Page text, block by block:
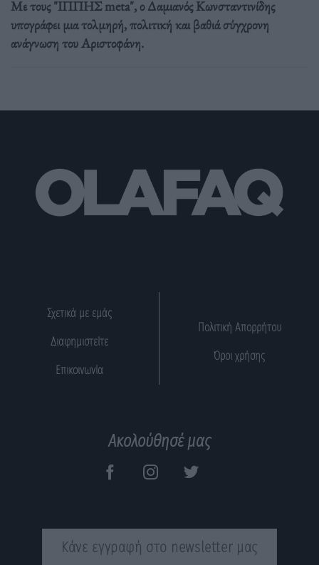
Με τους "ΙΠΠΗΣ meta", ο Δαμιανός Κωνσταντινίδης
υπογράφει μια τολμηρή, πολιτική και βαθιά σύγχρονη
ανάγνωση του Αριστοφάνη.
Σχετικά με εμάς
Διαφημιστείτε
Επικοινωνία
Πολιτική Απορρήτου
Όροι χρήσης
Ακολούθησέ μας
Κάνε εγγραφή στο newsletter μας